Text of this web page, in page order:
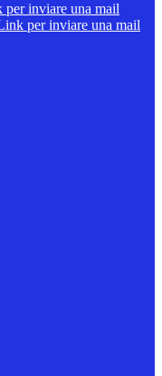
per inviare una mail
per inviare una mail